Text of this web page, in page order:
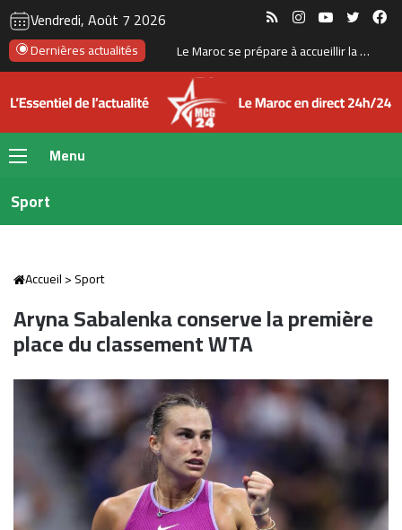
Vendredi, Août 7 2026 RSS InstagramYouTube
Dernières actualités Le Maroc en tête en Afrique du Nord pour le soutien au libre-échange et à l’ouverture internationale
Menu
Sport
Accueil>Sport
Aryna Sabalenka conserve la première
place du classement WTA